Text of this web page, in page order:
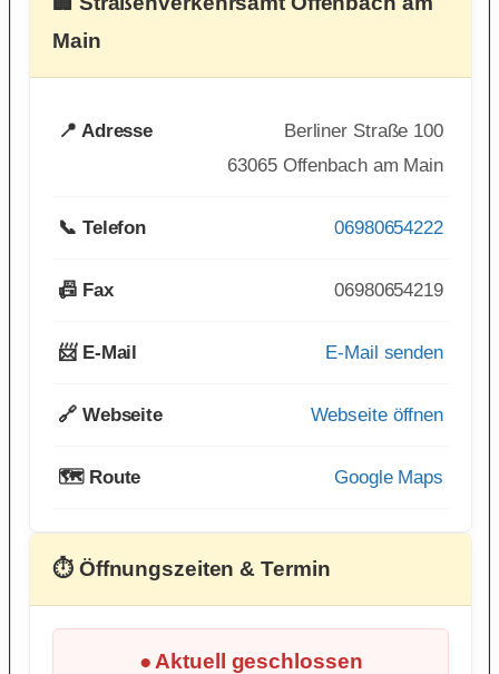
Main
📍 Adresse
Berliner Straße 100
63065 Offenbach am Main
📞 Telefon 06980654222
📠 Fax 06980654219
📨 E-Mail E-Mail senden
🔗 Webseite Webseite öffnen
🗺️ Route Google Maps
⏱ Öffnungszeiten & Termin
● Aktuell geschlossen